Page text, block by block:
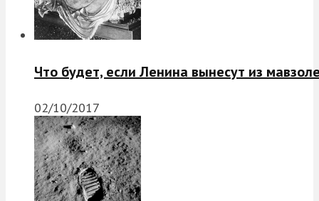
Что будет, если Ленина вынесут из
02/10/2017